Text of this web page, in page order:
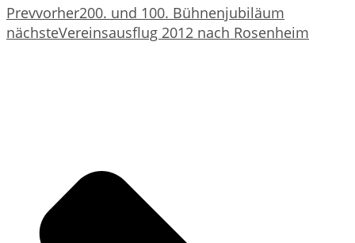
Prevvorher200. und 100. Bühnenjubiläum
nächsteVereinsausflug 2012 nach Rosenheim